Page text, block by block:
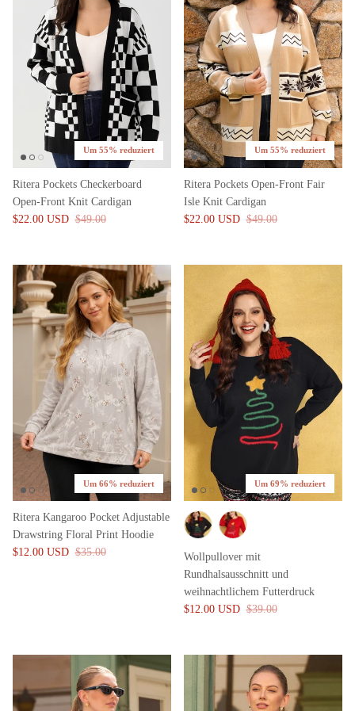
Um 55% reduziert
Ritera Pockets Checkerboard
Open-Front Knit Cardigan
$22.00 USD $49.00
Um 55% reduziert
Ritera Pockets Open-Front Fair
Isle Knit Cardigan
$22.00 USD $49.00
Um 66% reduziert
Ritera Kangaroo Pocket Adjustable
Drawstring Floral Print Hoodie
$12.00 USD $35.00
Um 69% reduziert
Wollpullover mit
Rundhalsausschnitt und
weihnachtlichem Futterdruck
$12.00 USD $39.00